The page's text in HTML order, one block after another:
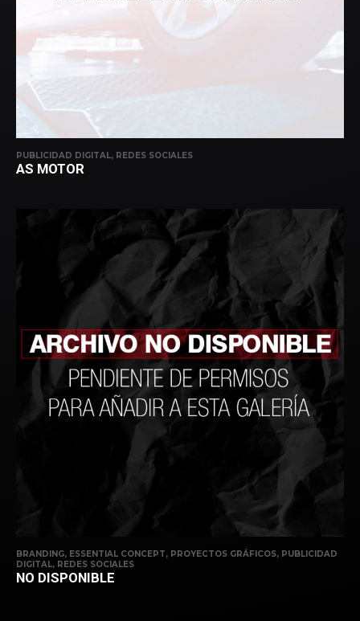
PUBLICIDAD DIGITAL, REDES SOCIALES
AS MOTOR
BRANDING, ESSENTIAL CONCEPT, PROYECTOS GRÁFICOS, PUBLICIDAD
DIGITAL, REDES SOCIALES
NO DISPONIBLE